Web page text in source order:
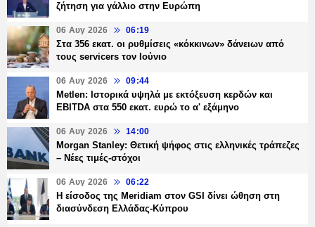
ζήτηση για γάλλιο στην Ευρώπη
06 Αυγ 2026 06:19
Στα 356 εκατ. οι ρυθμίσεις «κόκκινων» δάνειων από
τους servicers τον Ιούνιο
06 Αυγ 2026 09:44
Metlen: Ιστορικά υψηλά με εκτόξευση κερδών και
EBITDA στα 550 εκατ. ευρώ το α' εξάμηνο
06 Αυγ 2026 14:00
Morgan Stanley: Θετική ψήφος στις ελληνικές τράπεζες
– Νέες τιμές-στόχοι
06 Αυγ 2026 06:22
Η είσοδος της Meridiam στον GSI δίνει ώθηση στη
διασύνδεση Ελλάδας-Κύπρου